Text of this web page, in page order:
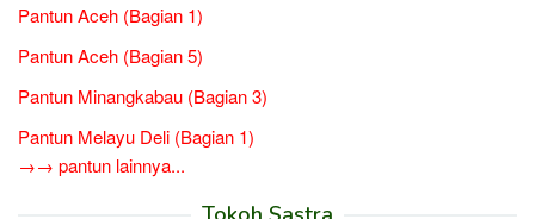
Pantun Aceh (Bagian 1)
Pantun Aceh (Bagian 5)
Pantun Minangkabau (Bagian 3)
Pantun Melayu Deli (Bagian 1)
→→ pantun lainnya...